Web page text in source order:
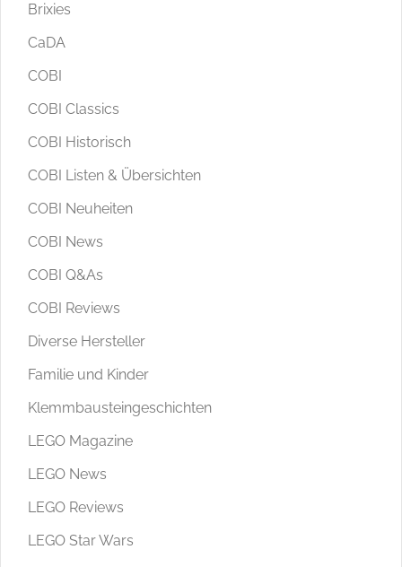
Brixies
CaDA
COBI
COBI Classics
COBI Historisch
COBI Listen & Übersichten
COBI Neuheiten
COBI News
COBI Q&As
COBI Reviews
Diverse Hersteller
Familie und Kinder
Klemmbausteingeschichten
LEGO Magazine
LEGO News
LEGO Reviews
LEGO Star Wars